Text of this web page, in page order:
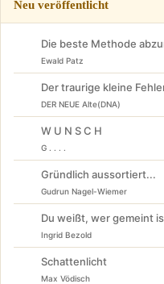
Neu veröffentlicht
Die beste Methode
Ewald Patz
Der traurige kleine
DER NEUE Alte(DNA)
W U N S C H
G . . . .
Gründlich aussortiert...
Gudrun Nagel-Wiemer
Du weißt, wer gemeint
Ingrid Bezold
Schattenlicht
Max Vödisch